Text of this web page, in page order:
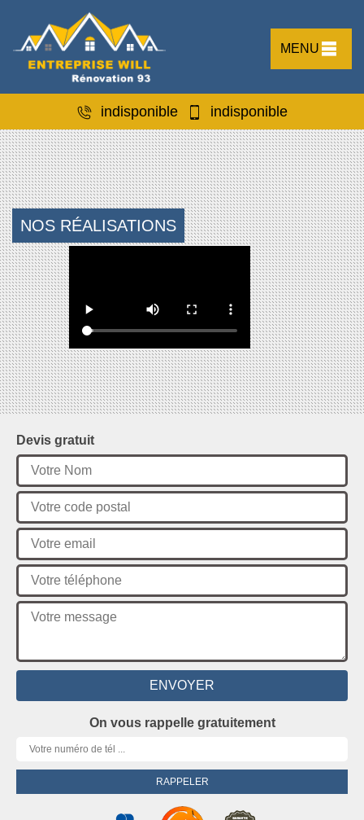
MENU
indisponible indisponible
NOS RÉALISATIONS
Devis gratuit
On vous rappelle gratuitement